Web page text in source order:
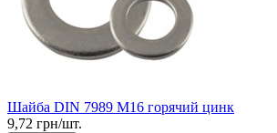
Шайба DIN 7989 М16 горячий цинк
9,72 грн/шт.